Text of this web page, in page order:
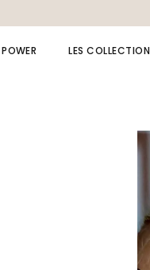
LES
Collection
Collection
Collection
Collection
Collection fête